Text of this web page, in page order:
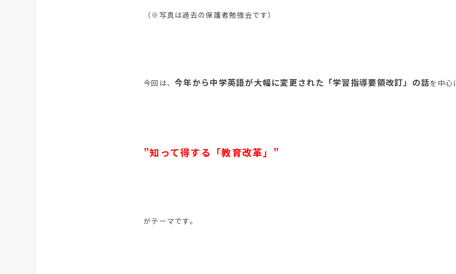
（※写真は過去の保護者勉強会です）
今回は、今年から中学英語が大幅に変更された「学習指導要領改訂」の話を中心
”知って得する「教育改革」”
がテーマです。